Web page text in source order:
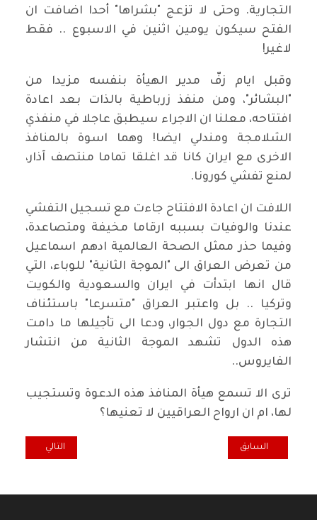
التجارية. وحتى لا تزعج "بشراها" أحدا اضافت ان
الفتح سيكون يومين اثنين في الاسبوع .. فقط
لاغير!
وقبل ايام زفّ مدير الهيأة بنفسه مزيدا من
"البشائر"، ومن منفذ زرباطية بالذات بعد اعادة
افتتاحه، معلنا ان الاجراء سيطبق عاجلا في منفذي
الشلامجة ومندلي ايضا! وهما اسوة بالمنافذ
الاخرى مع ايران كانا قد اغلقا تماما منتصف آذار،
لمنع تفشي كورونا.
اللافت ان اعادة الافتتاح جاءت مع تسجيل التفشي
عندنا والوفيات بسببه ارقاما مخيفة ومتصاعدة،
وفيما حذر ممثل الصحة العالمية ادهم اسماعيل
من تعرض العراق الى "الموجة الثانية" للوباء، التي
قال انها ابتدأت في ايران والسعودية والكويت
وتركيا .. بل واعتبر العراق "متسرعا" باستئناف
التجارة مع دول الجوار، ودعا الى تأجيلها ما دامت
هذه الدول تشهد الموجة الثانية من انتشار
الفايروس..
ترى الا تسمع هيأة المنافذ هذه الدعوة وتستجيب
لها، ام ان ارواح العراقيين لا تعنيها؟
المقال السابق: نقطة ضوء ... التقاعد.. وما ادراك ما التقاعد!
السابق المقال التالي:
التالي